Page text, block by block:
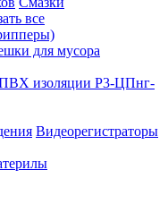
все
для мусора
ПВХ изоляции Р3-ЦПнг-
Видеорегистраторы